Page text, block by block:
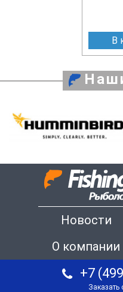
В
Новости
О компании
+7
Заказать